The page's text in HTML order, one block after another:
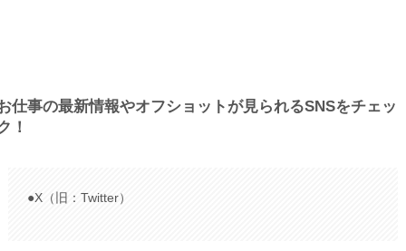
仕事の最新情報やオフショットが見られるSNSをチェッ
！
●X（旧：Twitter）